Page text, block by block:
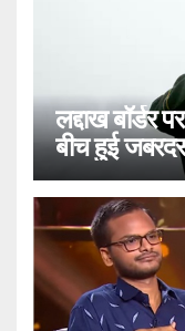
लद्दाख बॉर्डर
बीच हुई